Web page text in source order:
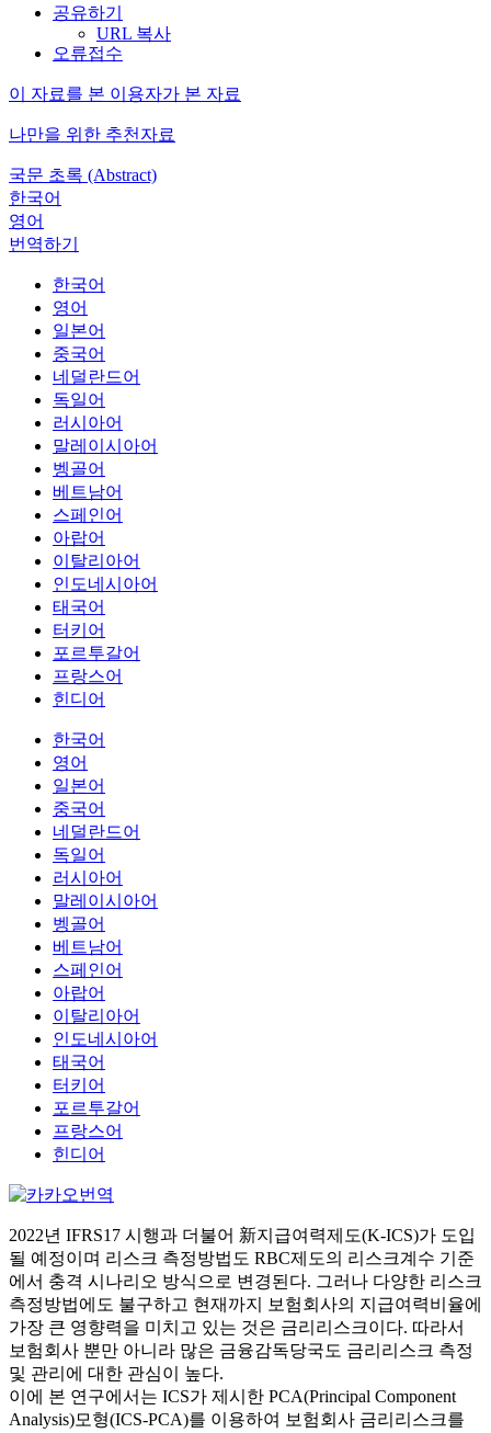
공유하기
URL 복사
오류접수
이 자료를 본 이용자가 본 자료
나만을 위한 추천자료
국문 초록 (Abstract)
한국어
영어
번역하기
한국어
영어
일본어
중국어
네덜란드어
독일어
러시아어
말레이시아어
벵골어
베트남어
스페인어
아랍어
이탈리아어
인도네시아어
태국어
터키어
포르투갈어
프랑스어
힌디어
한국어
영어
일본어
중국어
네덜란드어
독일어
러시아어
말레이시아어
벵골어
베트남어
스페인어
아랍어
이탈리아어
인도네시아어
태국어
터키어
포르투갈어
프랑스어
힌디어
2022년 IFRS17 시행과 더불어 新지급여력제도(K-ICS)가 도입
될 예정이며 리스크 측정방법도 RBC제도의 리스크계수 기준
에서 충격 시나리오 방식으로 변경된다. 그러나 다양한 리스크
측정방법에도 불구하고 현재까지 보험회사의 지급여력비율에
가장 큰 영향력을 미치고 있는 것은 금리리스크이다. 따라서
보험회사 뿐만 아니라 많은 금융감독당국도 금리리스크 측정
및 관리에 대한 관심이 높다.
이에 본 연구에서는 ICS가 제시한 PCA(Principal Component
Analysis)모형(ICS-PCA)를 이용하여 보험회사 금리리스크를